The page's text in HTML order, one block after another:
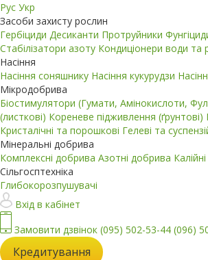
Рус Укр
Засоби захисту рослин
Гербіциди Десиканти Протруйники
Стабілізатори азоту Кондиціонери води та
Насіння
Насіння соняшнику Насіння кукурудзи
Мікродобрива
Біостимулятори (Гумати, Амінокислоти,
(листкові) Кореневе підживлення (ґрунтові)
Кристалічні та порошкові Гелеві та
Мінеральні добрива
Комплексні добрива Азотні добрива
Сільгосптехніка
Глибокорозпушувачі
Вхід в кабінет
Замовити дзвінок (095) 502-53-44 (096)
Кредитування